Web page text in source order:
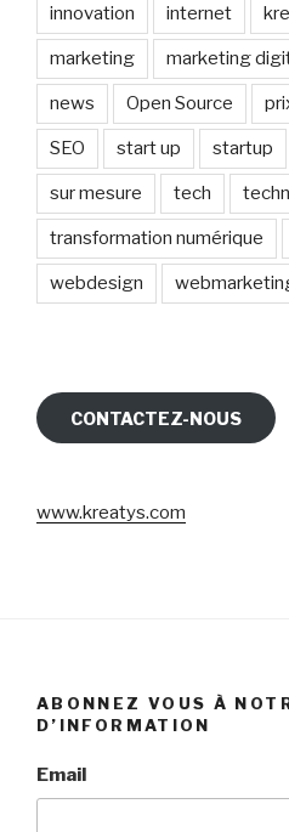
innovation internet
marketing marketing
news Open Source
SEO start up startup
sur mesure tech
transformation numérique
webdesign
CONTACTEZ-NOUS
www.kreatys.com
ABONNEZ VOUS À
D’INFORMATION
Email